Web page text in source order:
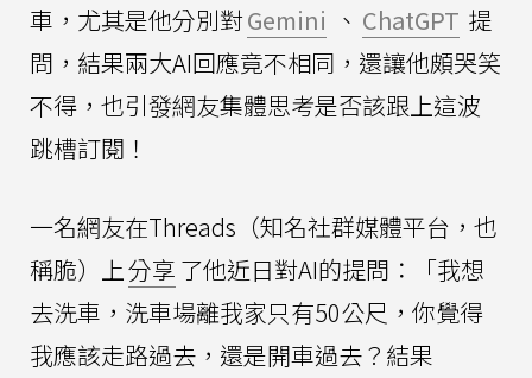
車，尤其是他分別對Gemini 、 ChatGPT 提
問，結果兩大AI回應竟不相同，還讓他頗哭笑
不得，也引發網友集體思考是否該跟上這波
跳槽訂閱！
一名網友在Threads（知名社群媒體平台，也
稱脆）上分享 了他近日對AI的提問：「我想
去洗車，洗車場離我家只有50公尺，你覺得
我應該走路過去，還是開車過去？結果